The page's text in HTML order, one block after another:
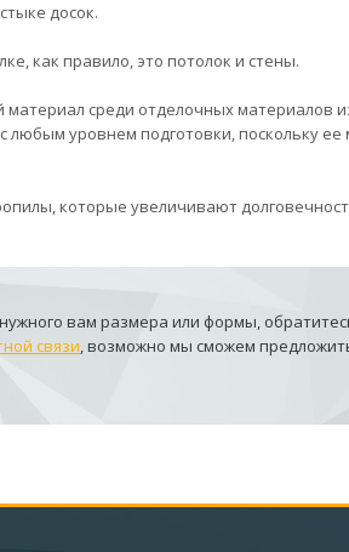
досок.
как правило, это потолок и стены.
среди отделочных материалов
любым уровнем подготовки, поскольку
которые увеличивают
вам размера или формы,
связи, возможно мы сможем